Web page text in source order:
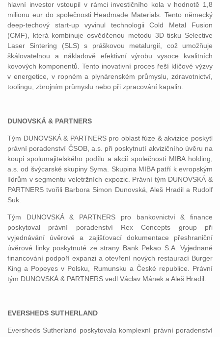
hlavní investor vstoupil v rámci investičního kola v hodnotě 1,8
milionu eur do společnosti Headmade Materials. Tento německý
deep-techový start-up vyvinul technologii Cold Metal Fusion
(CMF), která kombinuje osvědčenou metodu 3D tisku Selective
Laser Sintering (SLS) s práškovou metalurgií, což umožňuje
škálovatelnou a nákladově efektivní výrobu vysoce kvalitních
kovových komponentů. Tento inovativní proces řeší klíčové výzvy
v energetice, v ropném a plynárenském průmyslu, zdravotnictví,
toolingu, zbrojním průmyslu nebo při zpracování kapalin.
DUNOVSKÁ & PARTNERS
Tým DUNOVSKÁ & PARTNERS pro oblast fúze & akvizice poskytl
právní poradenství ČSOB, a.s. při poskytnutí akvizičního úvěru na
koupi spolumajitelského podílu a akcií společnosti MIBA holding,
a.s. od švýcarské skupiny Syma. Skupina MIBA patří k evropským
lídrům v segmentu veletržních expozic. Právní tým DUNOVSKÁ &
PARTNERS tvořili Barbora Simon Dunovská, Aleš Hradil a Rudolf
Suk.
Tým DUNOVSKÁ & PARTNERS pro bankovnictví & finance
poskytoval právní poradenství Rex Concepts group při
vyjednávání úvěrové a zajišťovací dokumentace přeshraniční
úvěrové linky poskytnuté ze strany Bank Pekao S.A. Vyjednané
financování podpoří expanzi a otevření nových restaurací Burger
King a Popeyes v Polsku, Rumunsku a České republice. Právní
tým DUNOVSKÁ & PARTNERS vedl Václav Mánek a Aleš Hradil.
EVERSHEDS SUTHERLAND
Eversheds Sutherland poskytovala komplexní právní poradenství